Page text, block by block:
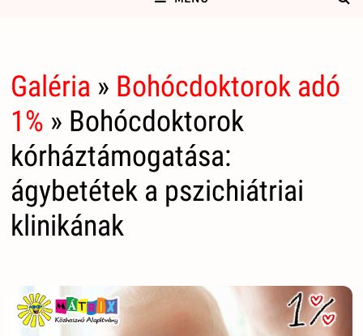
Galéria » Bohócdoktorok adó
1% » Bohócdoktorok
kórháztámogatása:
ágybetétek a pszichiátriai
klinikának